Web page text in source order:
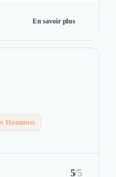
En savoir plus
Humaines
5/5